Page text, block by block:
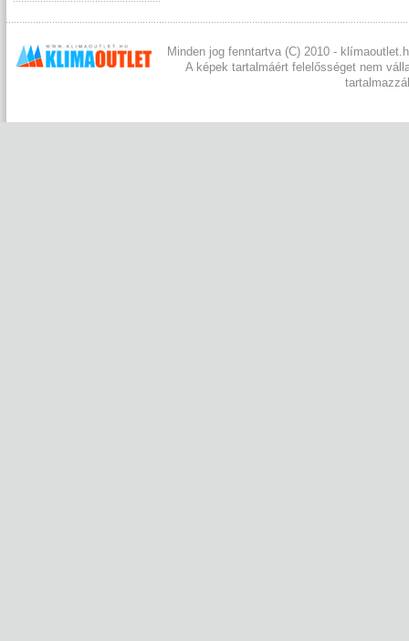
Minden jog fenntartva (C) 2010 -
A képek tartalmáért felelősséget nem